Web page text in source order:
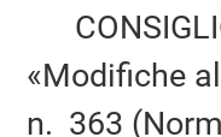
«Modifiche
n. 363